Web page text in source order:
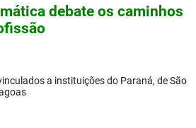
debate os caminhos
a instituições do Paraná, de São